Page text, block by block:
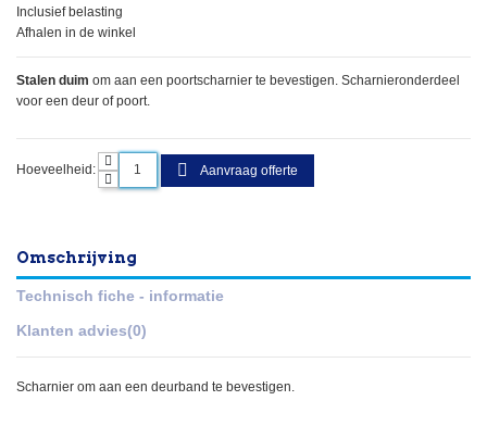
Inclusief belasting
Afhalen in de winkel
Stalen duim om aan een poortscharnier te bevestigen. Scharnieronderdeel
voor een deur of poort.
Hoeveelheid: Aanvraag offerte
Omschrijving
Technisch fiche - informatie
Klanten advies(0)
Scharnier om aan een deurband te bevestigen.